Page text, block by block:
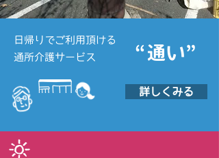
“通い”
日帰りでご利用頂ける
通所介護サービス
詳しくみる